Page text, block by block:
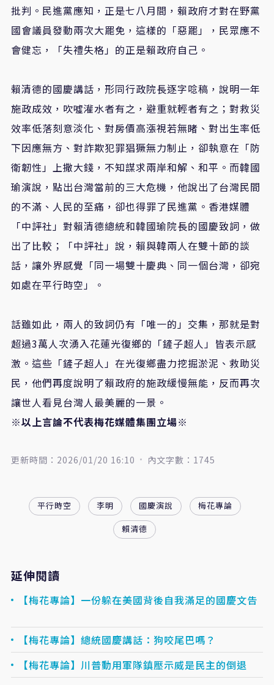
批判。民進黨應知，正是七八月間，賴政府才對在野黨
國會議員發動兩次大罷免，這樣的「惡罷」，民眾應不
會健忘，「失禮失格」的正是賴政府自己。
賴清德的國慶講話，形同行政院長逐字唸稿，說明一年
施政成效，吹噓灌水者有之，避重就輕者有之；對救災
效率低落刻意淡化、對房價高漲視若無睹、對出生率低
下因應無方、對詐欺犯罪猖獗無力制止，卻執意在「防
衛韌性」上撒大錢，不知謀求兩岸和解、和平。而韓國
瑜演說，點出台灣當前的三大危機，他說出了台灣民間
的不滿、人民的至痛，卻也得罪了民進黨。香港媒體
「中評社」對賴清德總統和韓國瑜院長的國慶致詞，做
出了比較；「中評社」說，賴與韓兩人在雙十節的談
話，讓外界感覺「同一場雙十慶典、同一個台灣，卻宛
如處在平行時空」。
話雖如此，兩人的致詞仍有「唯一的」交集，那就是對
超過3萬人次湧入花蓮光復鄉的「鏟子超人」皆表示感
激。這些「鏟子超人」在光復鄉盡力挖掘淤泥、救助災
民，他們再度說明了賴政府的施政緩慢無能，反而再次
讓世人看見台灣人最美麗的一景。
※以上言論不代表梅花媒體集團立場※
更新時間：2026/01/20 16:10 內文字數：1745
平行時空 李明 國慶演說
梅花專論
賴清德
延伸閱讀
【梅花專論】一份躲在美國背後自我滿足的國慶文告
【梅花專論】總統國慶講話：狗咬尾巴嗎？
【梅花專論】川普動用軍隊鎮壓示威是民主的倒退